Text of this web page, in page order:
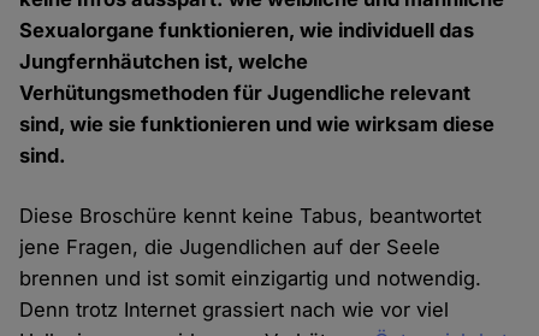
Sexualorgane funktionieren, wie individuell das
Jungfernhäutchen ist, welche
Verhütungsmethoden für Jugendliche relevant
sind, wie sie funktionieren und wie wirksam diese
sind.
Diese Broschüre kennt keine Tabus, beantwortet
jene Fragen, die Jugendlichen auf der Seele
brennen und ist somit einzigartig und notwendig.
Denn trotz Internet grassiert nach wie vor viel